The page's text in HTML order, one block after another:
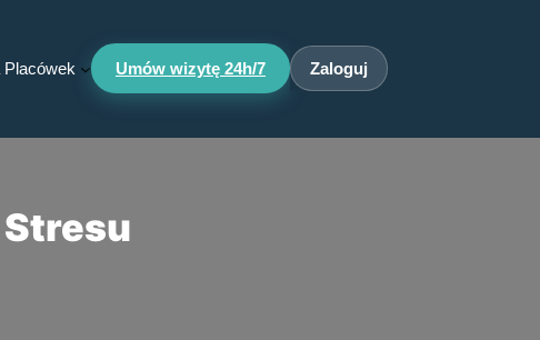
Placówek Umów wizytę 24h/7 Zaloguj
Stresu